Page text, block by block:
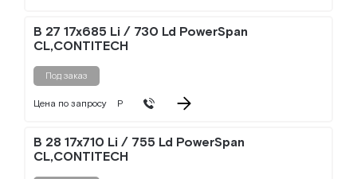
B 27 17x685 Li / 730 Ld PowerSpan
CL,CONTITECH
Под заказ
Цена по запросу Р
B 28 17x710 Li / 755 Ld PowerSpan
CL,CONTITECH